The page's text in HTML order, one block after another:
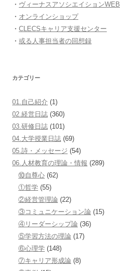
・ ヴィーナスアソシエイションWEB
・ オンラインショップ
・ CLECSキャリア支援センター
・ 或る人事担当者の回想録
カテゴリー
01.自己紹介 (1)
02.経営日誌 (360)
03.研修日誌 (101)
04.大学授業日誌 (69)
05.詩・メッセージ (54)
06.人材教育の理論・情報 (289)
⑩自尊心 (62)
①哲学 (55)
②経営管理論 (22)
③コミュニケーション論 (15)
④リーダーシップ論 (36)
⑤学習方法の理論 (17)
⑥心理学 (148)
⑦キャリア形成論 (8)